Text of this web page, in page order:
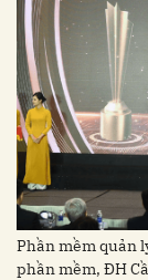
Phần mềm quản
phần mềm, ĐH